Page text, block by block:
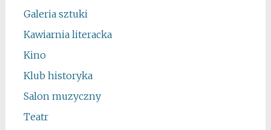
Galeria sztuki
Kawiarnia literacka
Kino
Klub historyka
Salon muzyczny
Teatr